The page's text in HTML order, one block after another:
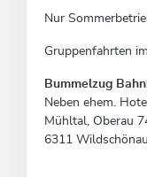
Nur
Gruppenfahrten
Bummelzug
Neben ehem.
Mühltal, Oberau
6311 Wildschönau